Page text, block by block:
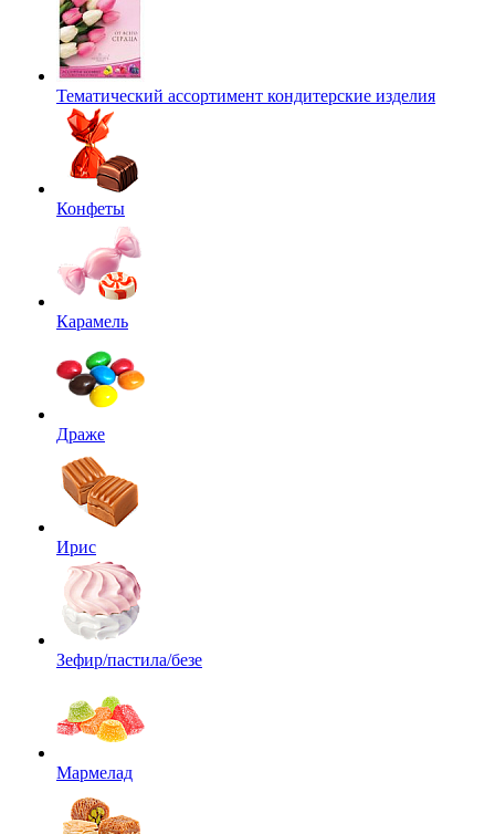
Тематический ассортимент кондитерские изделия
Конфеты
Карамель
Драже
Ирис
Зефир/пастила/безе
Мармелад